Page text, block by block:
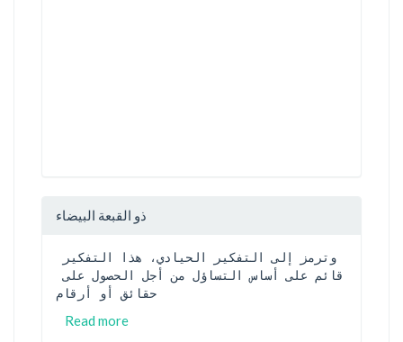
ذو القبعة البيضاء
قائم على أساس التساؤل من أجل الحصول على
حقائق أو أرقام
Read more